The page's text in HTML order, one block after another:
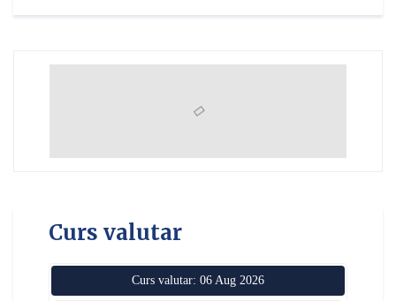
Curs valutar
Curs valutar: 06 Aug 2026